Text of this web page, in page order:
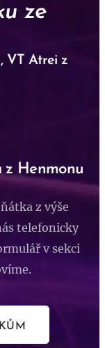
ze
VT Atrei z
z Henmonu
z výše
telefonicky
v sekci